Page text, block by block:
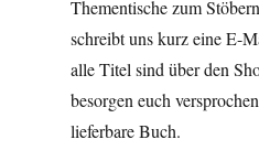
Thementische zum
schreibt uns kurz eine E-
alle Titel sind über den
besorgen euch
lieferbare Buch.